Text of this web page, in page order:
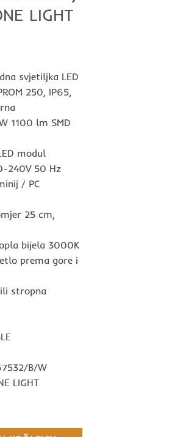
LIGHT
svjetiljka LED
250, IP65,
1100 lm SMD
modul
240V 50 Hz
/ PC
25 cm,
bijela 3000K
prema gore i
stropna
B/W
LIGHT